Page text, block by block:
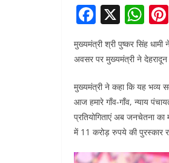
F
a
c
b
o
o
k
X W
at
A
p
p
मुख्यमंत्री श्री पुष्कर सिंह
अवसर पर मुख्यमंत्री ने
मुख्यमंत्री ने कहा कि यह भव्य
आज हमारे गाँव-गाँव, न्याय
प्रतियोगिताएं अब जनचेतना
में 11 करोड़ रुपये की पुरस्कार